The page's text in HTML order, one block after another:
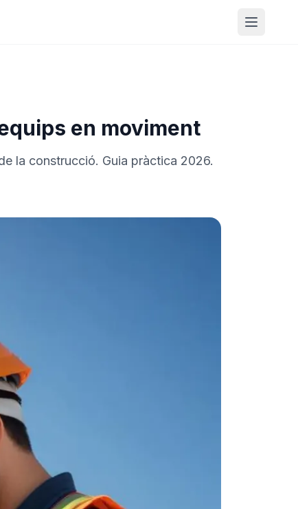
Obrir
en moviment
la construcció. Guia pràctica 2026.